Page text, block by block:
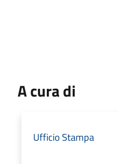
A cura di
Ufficio Stampa